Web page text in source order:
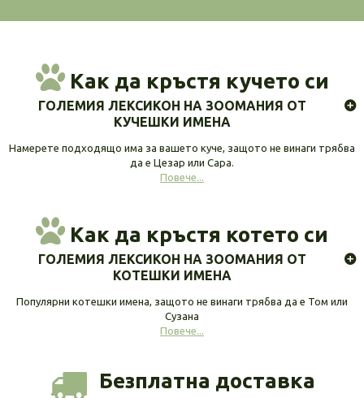
Как да кръстя кучето си
ГОЛЕМИЯ ЛЕКСИКОН НА ЗООМАНИЯ ОТ
КУЧЕШКИ ИМЕНА
Намерете подходящо има за вашето куче, защото не винаги трябва
да е Цезар или Сара.
Повече...
Как да кръстя котето си
ГОЛЕМИЯ ЛЕКСИКОН НА ЗООМАНИЯ ОТ
КОТЕШКИ ИМЕНА
Популярни котешки имена, защото не винаги трябва да е Том или
Сузана
Повече...
Безплатна доставка